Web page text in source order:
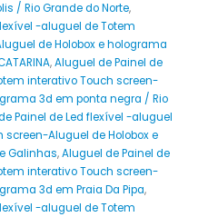
/ Rio Grande do Norte,
-aluguel de Totem
de Holobox e holograma
,Aluguel de Painel de
interativo Touch screen-
3d em ponta negra / Rio
Painel de Led flexível -aluguel
Aluguel de Holobox e
Galinhas,Aluguel de Painel de
interativo Touch screen-
3d em Praia Da Pipa,
-aluguel de Totem